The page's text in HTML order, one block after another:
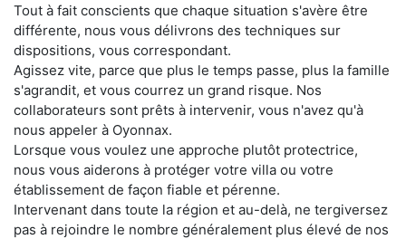
Tout à fait conscients que chaque situation s'avère être
différente, nous vous délivrons des techniques sur
dispositions, vous correspondant.
Agissez vite, parce que plus le temps passe, plus la famille
s'agrandit, et vous courrez un grand risque. Nos
collaborateurs sont prêts à intervenir, vous n'avez qu'à
nous appeler à Oyonnax.
Lorsque vous voulez une approche plutôt protectrice,
nous vous aiderons à protéger votre villa ou votre
établissement de façon fiable et pérenne.
Intervenant dans toute la région et au-delà, ne tergiversez
pas à rejoindre le nombre généralement plus élevé de nos